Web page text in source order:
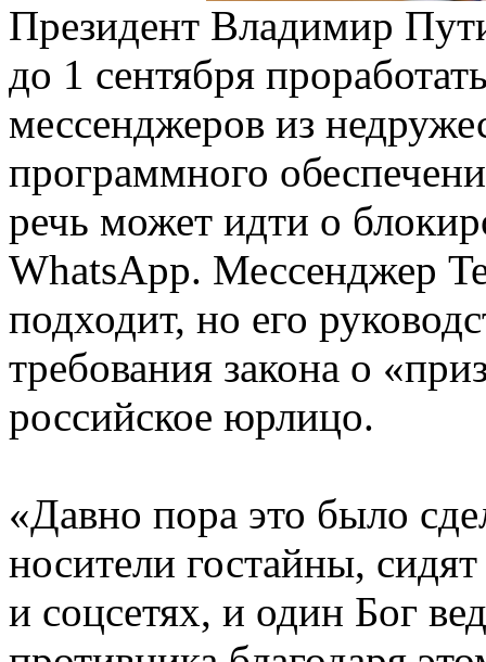
Президент Владимир
до 1 сентября
мессенджеров из
программного
речь может идти о
WhatsApp. Мессенджер
подходит, но его
требования закона о
российское юрлицо.
«Давно пора это было
носители гостайны,
и соцсетях, и один Бог